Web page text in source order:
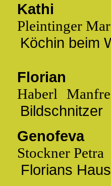
Kathi
Pleintinger
Köchin beim
Florian
Haberl
Bildschnitzer
Genofeva
Stockner Petra
Florians